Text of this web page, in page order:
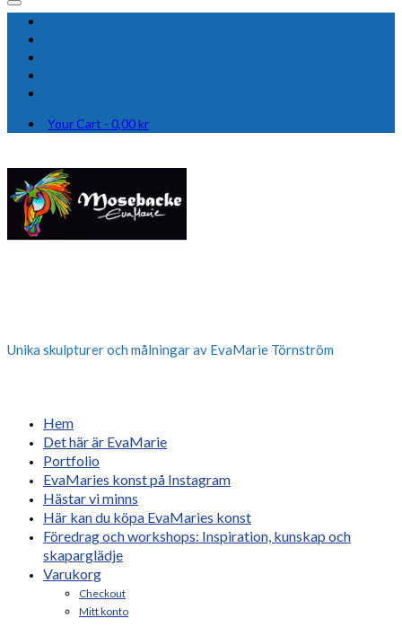
Your Cart - 0,00kr
Unika skulpturer och målningar av EvaMarie Törnström
Hem
Det här är EvaMarie
Portfolio
EvaMaries konst på Instagram
Hästar vi minns
Här kan du köpa EvaMaries konst
Föredrag och workshops: Inspiration, kunskap och
skaparglädje
Varukorg
Checkout
Mitt konto